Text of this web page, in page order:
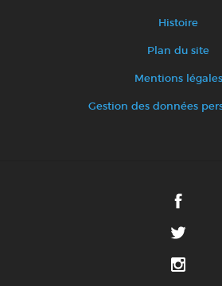
Histoire
Plan du site
Mentions légales
Gestion des données